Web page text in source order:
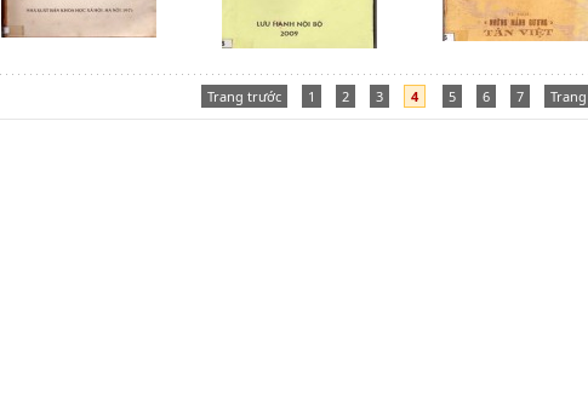
Trang trước 1 2 3 4 5 6 7